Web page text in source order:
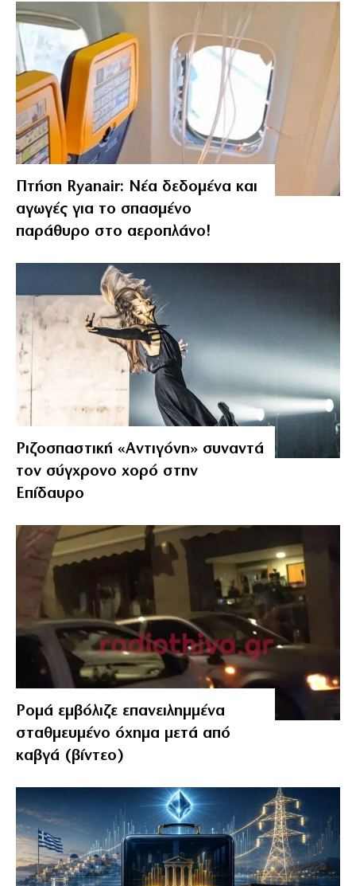
Πτήση Ryanair: Νέα δεδομένα και
αγωγές για το σπασμένο
παράθυρο στο αεροπλάνο!
Ριζοσπαστική «Αντιγόνη» συναντά
τον σύγχρονο χορό στην
Επίδαυρο
Ρομά εμβόλιζε επανειλημμένα
σταθμευμένο όχημα μετά από
καβγά (βίντεο)